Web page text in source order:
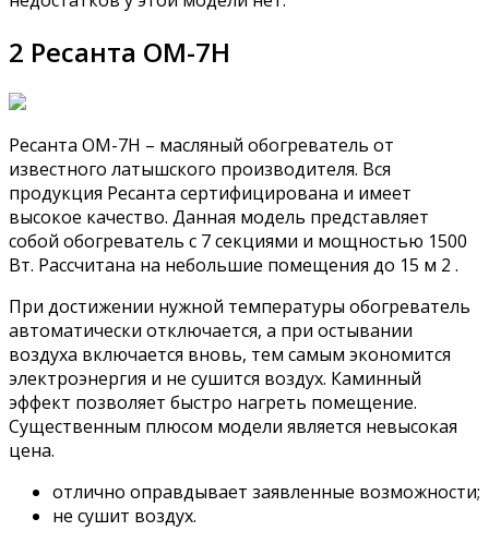
2 Ресанта ОМ-7Н
Ресанта ОМ-7Н – масляный обогреватель от
известного латышского производителя. Вся
продукция Ресанта сертифицирована и имеет
высокое качество. Данная модель представляет
собой обогреватель с 7 секциями и мощностью 1500
Вт. Рассчитана на небольшие помещения до 15 м 2 .
При достижении нужной температуры обогреватель
автоматически отключается, а при остывании
воздуха включается вновь, тем самым экономится
электроэнергия и не сушится воздух. Каминный
эффект позволяет быстро нагреть помещение.
Существенным плюсом модели является невысокая
цена.
отлично оправдывает заявленные возможности;
не сушит воздух.